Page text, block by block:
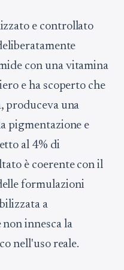
e controllato
con una vitamina
e ha scoperto che
produceva una
pigmentazione e
al 4% di
è coerente con il
formulazioni
a
innesca la
nell'uso reale.